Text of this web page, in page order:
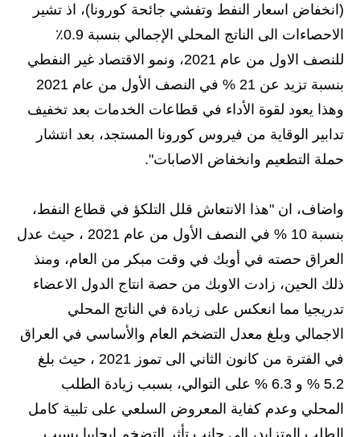
(انخفاض اسعار النفط وتفشي جائحة كورونا)، اذ تشير
الاحصاءات الى الناتج المحلي الإجمالي بنسبة 0.9٪
للنصف الاول من عام 2021، ونمو الاقتصاد غير النفطي
بنسبة تزيد عن 21 % في النصف الأول من عام 2021
وهذا يعود لقوة الأداء في قطاعات الخدمات بعد تخفيف
تدابير الوقاية من فيروس كورونا المستجد، بعد انتشار
حملة التطعيم وانخفاض الاصابات".
واضاف، ان "هذا الانتعاش قلل التلكؤ في قطاع النفط،
بنسبة 10 % في النصف الأول من عام 2021 ، حيث عدل
العراق حصته في أوبك في وقت مبكر من العام، ومنذ
ذلك الحين، زادت الاوبك من حصة انتاج الدول الاعضاء
تدريجيا مما انعكس على زيادة في الناتج المحلي
الاجمالي وبلغ معدل التضخم العام والأساسي في العراق
في الفترة من كانون الثاني الى تموز 2021 ، حيث بلغ
5.2 % و 6.3 % على التوالي، بسبب زيادة الطلب
المحلي وعدم كفاية المعروض السلعي على تلبية كامل
الطلب المتزايد، إلى جانب تأثر التضخم ايجابيا بسبب